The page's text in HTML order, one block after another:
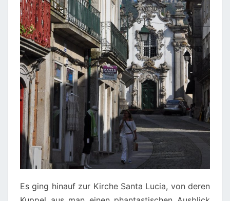
Es ging hinauf zur Kirche Santa Lucia, von deren